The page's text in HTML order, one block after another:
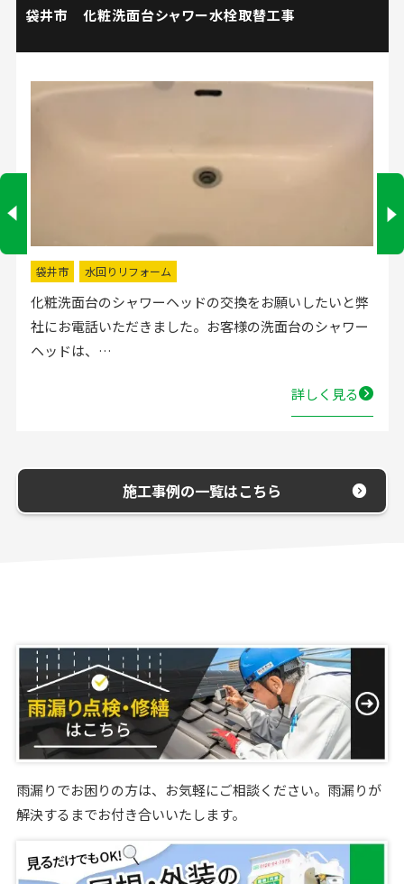
化粧洗面台シャワー水栓取替工事
水回りリフォーム
面台のシャワーヘッドの交換をお願いしたいと弊
電話いただきました。お客様の洗面台のシャワー
は、…
詳しく見る
施工事例の一覧はこちら
雨漏りでお困りの方は、お気軽にご相談ください。雨漏りが
解決するまでお付き合いいたします。